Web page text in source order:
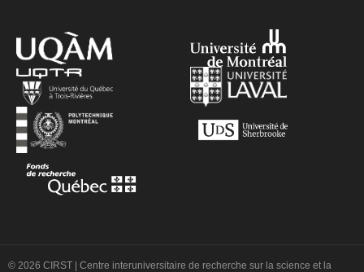
© 2026 CIRST | Centre interuniversitaire de recherche sur la science et la